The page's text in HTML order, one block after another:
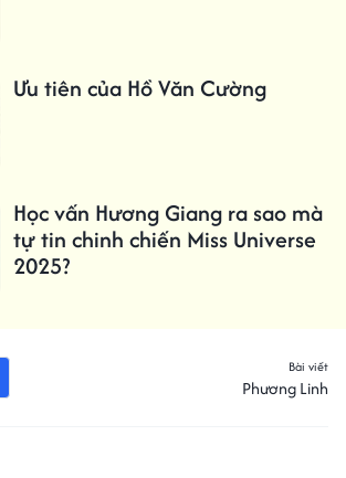
Ưu tiên của Hồ Văn Cường
Học vấn Hương Giang ra sao mà
tự tin chinh chiến Miss Universe
2025?
Bài viết
Phương Linh